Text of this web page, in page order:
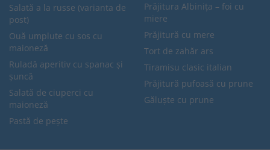
Salată a la russe (varianta de
post)
Ouă umplute cu sos cu
maioneză
Ruladă aperitiv cu spanac și
șuncă
Salată de ciuperci cu
maioneză
Pastă de pește
Prăjitura Albinița – foi cu
miere
Prăjitură cu mere
Tort de zahăr ars
Tiramisu clasic italian
Prăjitură pufoasă cu prune
Găluște cu prune